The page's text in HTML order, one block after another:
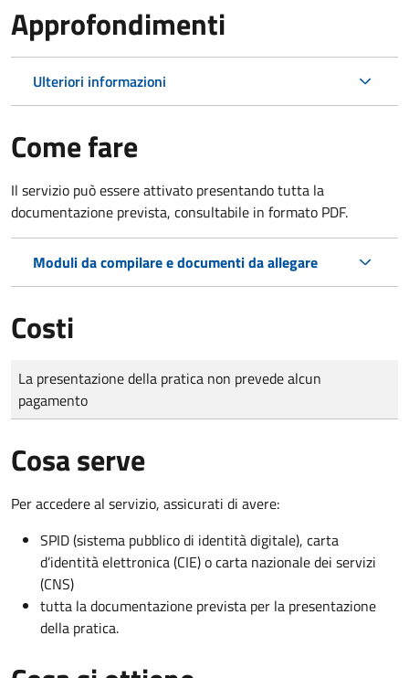
Approfondimenti
Ulteriori informazioni
Come fare
Il servizio può essere attivato presentando tutta la
documentazione prevista, consultabile in formato PDF.
Moduli da compilare e documenti da allegare
Costi
Tipo di pagamento
Importo
La presentazione della pratica non prevede alcun
pagamento
Cosa serve
Per accedere al servizio, assicurati di avere:
SPID (sistema pubblico di identità digitale), carta
d’identità elettronica (CIE) o carta nazionale dei servizi
(CNS)
tutta la documentazione prevista per la presentazione
della pratica.